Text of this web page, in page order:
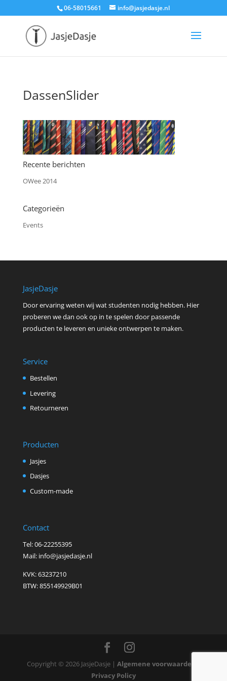
06-58015661 info@jasjedasje.nl
DassenSlider
Recente berichten
OWee 2014
Categorieën
Events
JasjeDasje
Door ervaring weten wij wat studenten nodig hebben. Hier
proberen we dan ook op in te spelen door passende
producten te leveren en unieke ontwerpen te maken.
Service
Bestellen
Levering
Retourneren
Producten
Jasjes
Dasjes
Custom-made
Contact
Tel: 06-22255395
Mail: info@jasjedasje.nl
KVK: 63237210
BTW: 855149929B01
Copyright © 2026 JasjeDasje |Algemene voorwaarden
Privacy Policy